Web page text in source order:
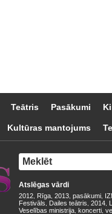
Teātris Pasākumi
Kultūras mantojums
Atslēgas vārdi
2012 Rīga 2013 pasākumi
Festivāls Dailes teātris 2014
Veselības ministrija koncerti